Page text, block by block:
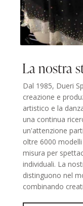
La nostra
Dal 1985, Dueri
creazione e
artistico e la
una continua
un'attenzione
oltre 6000
misura per
individuali. La
distinguono nel
combinando